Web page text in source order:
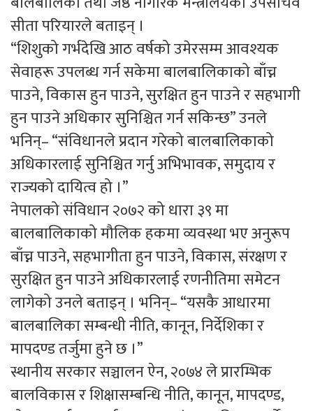
सीता परियारले बताइन् ।
“शिशुको गर्भदेखि आठ वर्षको उमेरसम्म आवश्यक
सेवाहरू उपलब्ध गर्न सकेमा बालबालिकाको बाँच्न
पाउने, विकास हुन पाउने, सुरक्षित हुन पाउने र सहभागी
हुन पाउने अधिकार सुनिश्चित गर्न सकिन्छ” उनले
भनिन्– “संविधानले प्रदान गरेको बालबालिकाको
अधिकारलाई सुनिश्चित गर्नु अभिभावक, समुदाय र
राज्यको दायित्व हो ।”
नेपालको संविधान २०७२ को धारा ३९ मा
बालबालिकाको मौलिक हकमा व्यवस्था भए अनुरूप
बाँच्न पाउने, सहभागीता हुन पाउने, विकास, संरक्षण र
सुरक्षित हुन पाउने अधिकारलाई रणनीतिमा समेटन
लागेको उनले बताइन् । भनिन्– “यसकै आधारमा
बालबालिका सम्बन्धी नीति, कानून, निर्देशिका र
मापदण्ड तर्जुमा हुने छ ।”
स्थानीय सरकार सञ्चालन ऐन, २०७४ ले प्रारम्भिक
बालविकास र शिक्षासम्बन्धि नीति, कानून, मापदण्ड,